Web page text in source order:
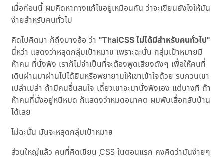
เมื่อก่อนนี้ ผมคิดหาทางแก้ไขอยู่เหมือนกัน ว่าจะเขียนยังไงให้มัน
ง่ายสำหรับคนทั่วไป
คิดไปคิดมา ก็ถึงบางอ้อ ว่า"ThaiCSS ไม่ได้มีสำหรับคนทั่วไป"
นี่หว่า แสดงว่าหลุดกลุ่มเป้าหมาย เพราะฉะนั้น กลุ่มเป้าหมายมี
ห้าคน ที่นั่งฟัง เราก็ไม่จำเป็นที่จะต้องพูดเสียงดังๆ เพื่อให้คนที่
เดินผ่านมาผ่านไปได้ยินหรือพยายามให้เขาเข้าใจด้วย รบกวนเขา
เปล่าเปล่า ถ้ามีคนอื่นสนใจ เดี๋ยวเขาจะมานั่งฟังเอง แต่บางที ถ้า
ห้าคนที่นั่งอยู่หนีหมด ก็แสดงว่าหมดอนาคต ผมพับเสื่อกลับบ้าน
ได้เลย
ไม่ฉะนั้น มันจะหลุดกลุ่มเป้าหมาย
ส่วนใหญ่แล้ว คนที่คิดเขียน CSS ในตอนแรก คงคิดว่ามันง่ายๆ